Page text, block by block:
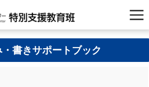
・書きサポートブック